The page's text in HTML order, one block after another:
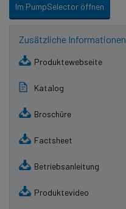
Im PumpSelector öffnen
Zusätzliche Informationen
Produktewebseite
Katalog
Broschüre
Factsheet
Betriebsanleitung
Produktevideo